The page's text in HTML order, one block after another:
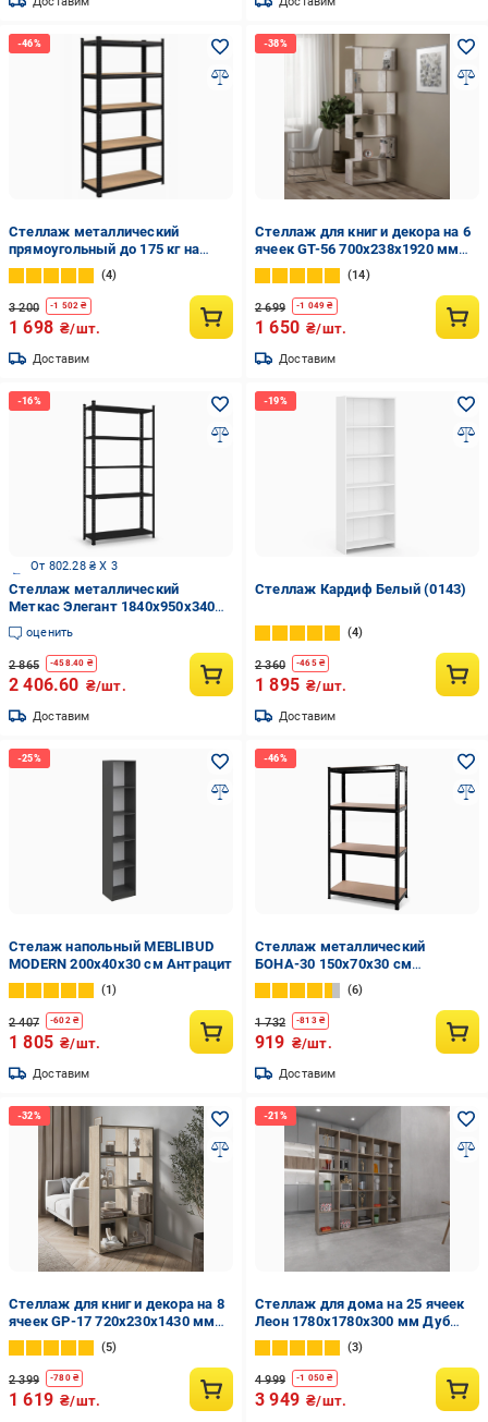
Стеллаж металлический
прямоугольный до 175 кг на
полку 180x90x30 см (GWI7361-7)
4
3 200 -1 502 ₴
1 698 ₴/шт.
Доставим
Стеллаж для книг и декора на 6
ячеек GT-56 700х238х1920 мм
Бетон
14
2 699 -1 049 ₴
1 650 ₴/шт.
Доставим
От 802.28 ₴ X 3
Стеллаж металлический
Меткас Элегант 1840х950х340
мм 50 кг/полку (элегант 3)
оценить
2 865 -458.40 ₴
2 406.60 ₴/шт.
Доставим
Стеллаж Кардиф Белый (0143)
4
2 360 -465₴
1 895 ₴/шт.
Доставим
Стелаж напольный MEBLIBUD
MODERN 200х40х30 см Антрацит
1
2 407 -602₴
1 805 ₴/шт.
Доставим
Стеллаж металлический
БОНА-30 150х70х30 см
окрашенный на 4 полки с МДФ
Черный (30)
6
1 732 -813₴
919 ₴/шт.
Доставим
Стеллаж для книг и декора на 8
ячеек GP-17 720х230х1430 мм
Дуб Сонома
5
2 399 -780₴
1 619 ₴/шт.
Стеллаж для дома на 25 ячеек
Леон 1780х1780х300 мм Дуб
Сонома
3
4 999 -1 050 ₴
3 949 ₴/шт.